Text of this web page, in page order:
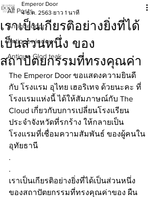
All Posts
Antiquedoor
Antiquewindow
Antique Glod teak
เราเป็นเกียรติอย่างยิ่งที่ได้
เป็นส่วนหนึ่ง ของ
สถาปัตยกรรมที่ทรงคุณค่า
Emperor Door
4 ธ.ค. 2563 ยาว 1 นาที
The Emperor Door ขอแสดงความยินดี
กับ โรงแรม อุไทย เฮอริเทจ ด้วยนะคะ ที่
โรงแรมแห่งนี้ ได้ให้สัมภาษณ์กับ The
Cloud เกี่ยวกับบการเปลี่ยนโรงแรียน
ประจำจังหวัดที่รกร้าง ให้กลายเป็น
โรงแรมที่เชื่อมความสัมพันธ์ ของผู้คนใน
อุทัยธานี
.
.
เราเป็นเกียรติอย่างยิ่งที่ได้เป็นส่วนหนึ่ง
ของสถาปัตยกรรมที่ทรงคุณค่าของ ผืน